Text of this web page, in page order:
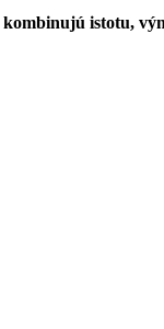
kombinujú istotu,